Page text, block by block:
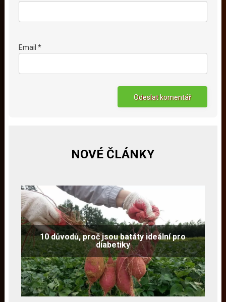
Email *
NOVÉ ČLÁNKY
10 důvodů, proč jsou batáty ideální pro
diabetiky